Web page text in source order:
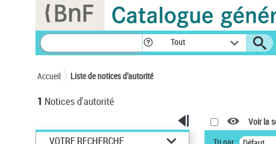
Tout
Accueil Liste de notices d’autorité
1 Notices d'autorité
VOTRE RECHERCHE
Voir la
Panneau de gestion des cookies